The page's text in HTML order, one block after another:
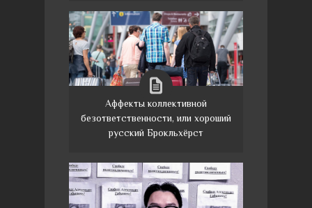
Аффекты коллективной
безответственности, или хороший
русский Брокльхёрст